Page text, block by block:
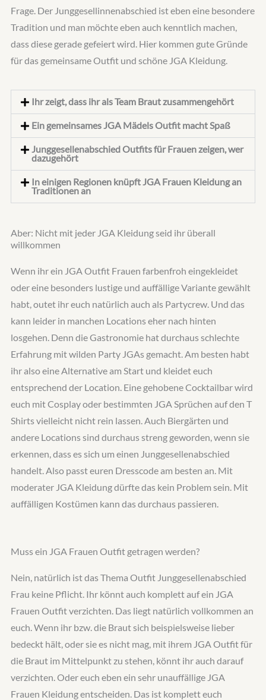
Frage. Der Junggesellinnenabschied ist eben eine besondere
Tradition und man möchte eben auch kenntlich machen,
dass diese gerade gefeiert wird. Hier kommen gute Gründe
für das gemeinsame Outfit und schöne JGA Kleidung.
Ihr zeigt, dass ihr als Team Braut zusammengehört
Ein gemeinsames JGA Mädels Outfit macht Spaß
Junggesellenabschied Outfits für Frauen zeigen, wer
dazugehört
In einigen Regionen knüpft JGA Frauen Kleidung an
Traditionen an
Aber: Nicht mit jeder JGA Kleidung seid ihr überall
willkommen
Wenn ihr ein JGA Outfit Frauen farbenfroh eingekleidet
oder eine besonders lustige und auffällige Variante gewählt
habt, outet ihr euch natürlich auch als Partycrew. Und das
kann leider in manchen Locations eher nach hinten
losgehen. Denn die Gastronomie hat durchaus schlechte
Erfahrung mit wilden Party JGAs gemacht. Am besten habt
ihr also eine Alternative am Start und kleidet euch
entsprechend der Location. Eine gehobene Cocktailbar wird
euch mit Cosplay oder bestimmten JGA Sprüchen auf den T
Shirts vielleicht nicht rein lassen. Auch Biergärten und
andere Locations sind durchaus streng geworden, wenn sie
erkennen, dass es sich um einen Junggesellenabschied
handelt. Also passt euren Dresscode am besten an. Mit
moderater JGA Kleidung dürfte das kein Problem sein. Mit
auffälligen Kostümen kann das durchaus passieren.
Muss ein JGA Frauen Outfit getragen werden?
Nein, natürlich ist das Thema Outfit Junggesellenabschied
Frau keine Pflicht. Ihr könnt auch komplett auf ein JGA
Frauen Outfit verzichten. Das liegt natürlich vollkommen an
euch. Wenn ihr bzw. die Braut sich beispielsweise lieber
bedeckt hält, oder sie es nicht mag, mit ihrem JGA Outfit für
die Braut im Mittelpunkt zu stehen, könnt ihr auch darauf
verzichten. Oder euch eben ein sehr unauffällige JGA
Frauen Kleidung entscheiden. Das ist komplett euch